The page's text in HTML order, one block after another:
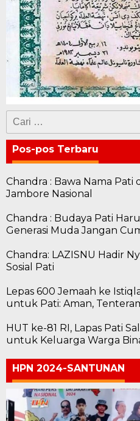
Cari
untuk:
Pos-pos Terbaru
Chandra : Bawa Nama Pati
Jambore Nasional
Chandra : Budaya Pati
Generasi Muda Jangan
Chandra: LAZISNU Hadir
Sosial Pati
Lepas 600 Jemaah ke
untuk Pati: Aman,
HUT ke-81 RI, Lapas Pati
untuk Keluarga Warga
HPN 2024-SANTUNAN